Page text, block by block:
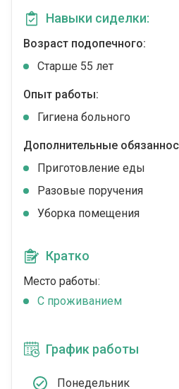
Навыки сиделки:
Возраст подопечного:
Cтарше 55 лет
Опыт работы:
Гигиена больного
Дополнительные
Приготовление еды
Разовые поручения
Уборка помещения
Кратко
Место работы:
C проживанием
График работы
Понедельник